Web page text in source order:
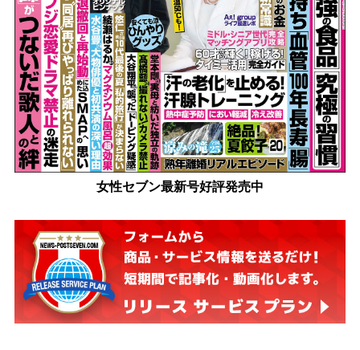
女性セブン最新号好評発売中